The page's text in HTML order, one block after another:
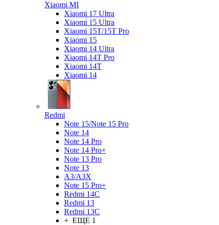
Xiaomi MI
Xiaomi 17 Ultra
Xiaomi 15 Ultra
Xiaomi 15T/15T Pro
Xiaomi 15
Xiaomi 14 Ultra
Xiaomi 14T Pro
Xiaomi 14T
Xiaomi 14
Redmi
Note 15/Note 15 Pro
Note 14
Note 14 Pro
Note 14 Pro+
Note 13 Pro
Note 13
A3/A3X
Note 15 Pro+
Redmi 14C
Redmi 13
Redmi 13C
+ ЕЩЕ 1